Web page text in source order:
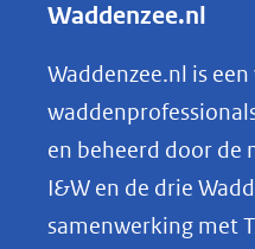
e
n
o
p
Waddenzee.nl
Waddenzee.nl is
en beheerd door de
I&W en de drie
samenwerking met